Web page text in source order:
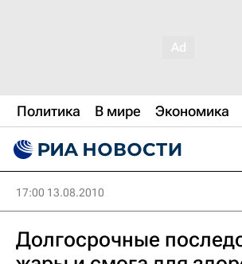
Политика В мире Экономика
17:00 13.08.2010
Долгосрочные